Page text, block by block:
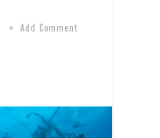
Add Comment